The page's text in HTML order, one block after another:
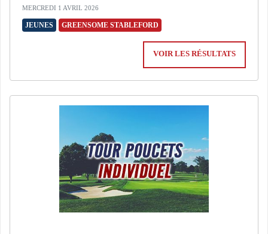
MERCREDI 1 AVRIL 2026
JEUNES GREENSOME STABLEFORD
VOIR LES RÉSULTATS